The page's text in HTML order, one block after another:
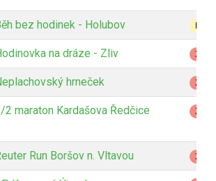
bez hodinek - Holubov
na dráze - Zliv Z
hrneček Z
2 maraton Kardašova Ředčice Z
Run Boršov n. Vltavou Z